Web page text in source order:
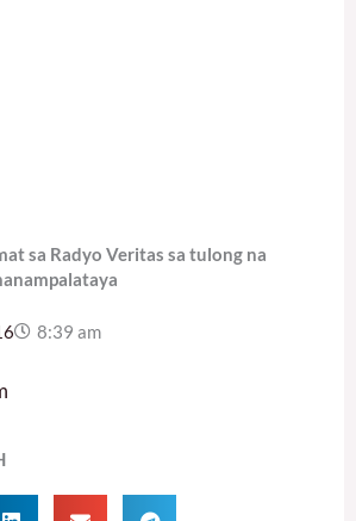
sa Radyo Veritas sa tulong na
8:39 am